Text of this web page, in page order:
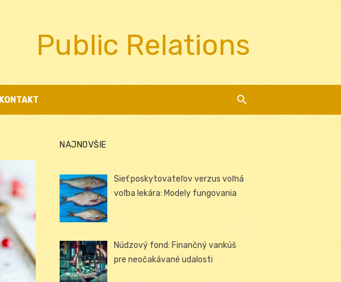
Public Relations
KONTAKT
NAJNOVŠIE
Sieť poskytovateľov verzus voľná
voľba lekára: Modely fungovania
Núdzový fond: Finančný vankúš
pre neočakávané udalosti